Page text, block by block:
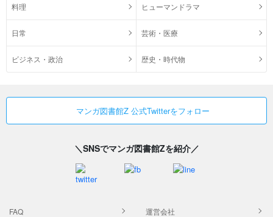
料理 ヒューマンドラマ
日常 芸術・医療
ビジネス・政治 歴史・時代物
マンガ図書館Z 公式Twitterをフォロー
＼SNSでマンガ図書館Zを紹介／
FAQ 運営会社